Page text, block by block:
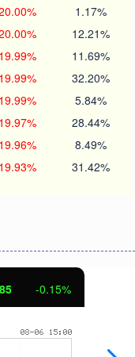
1.17%
12.21%
19.99% 11.69%
19.99% 32.20%
19.99% 5.84%
19.97% 28.44%
19.96% 8.49%
19.93% 31.42%
-0.15%